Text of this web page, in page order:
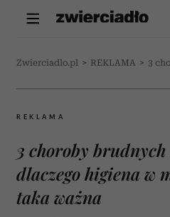
Zwierciadlo.pl > REKLAMA > 3
REKLAMA
3 choroby
dlaczego higiena w
taka ważna